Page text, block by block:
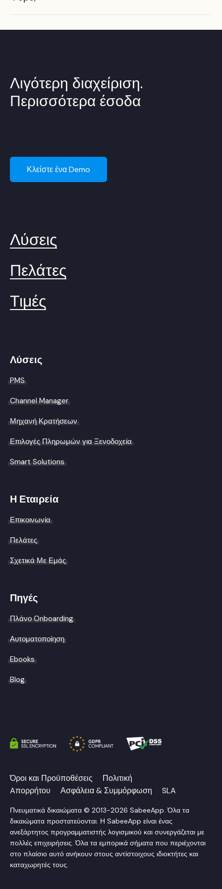
αναφορών και πληρωμής για τον Περιβαλλοντικό Φόρο,
Λιγότερη διαχείριση.
Περισσότερα έσοδα
Κλείστε ένα Demo
Λύσεις
Πελάτες
Τιμές
Λύσεις
PMS
Channel Manager
Μηχανή Κρατήσεων
Επιλογές Πληρωμών για Ξενοδοχεία
Smart Solutions
Η Εταιρεία
Επικοινωνία
Πελάτες
Σχετικά Με Εμάς
Πηγές
Πλάνο Onboarding
Αυτοματοποίηση
Ebooks
Blog
Όροι και Προϋποθέσεις
Πολιτική
Aπορρήτου
Ασφάλεια & Συμμόρφωση SLA
Πνευματικά δικαιώματα © 2013-2026 SabeeApp. Όλα τα
δικαιώματα προστατεύονται. Η SabeeApp είναι ένας
ανεξάρτητος προγραμματιστής λογισμικού και συνεργάζεται με
πολλές επιχειρήσεις. Όλα τα εμπορικά σήματα που περιέχονται
στο πλαίσιο αυτό ανήκουν στους αντίστοιχους ιδιοκτήτες και
καταχωρητές τους.